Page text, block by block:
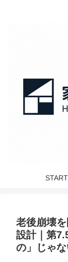
START
老後崩壊
設計｜第
の」じゃな